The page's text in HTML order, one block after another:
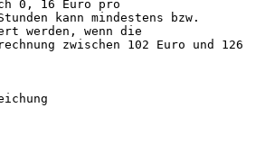
0, 16 Euro pro
kann mindestens bzw.
werden, wenn die
zwischen 102 Euro und 126